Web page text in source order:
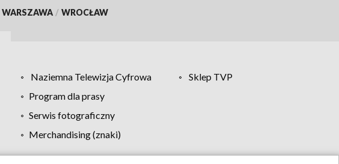
WARSZAWA / WROCŁAW
Naziemna Telewizja Cyfrowa
Sklep TVP
Program dla prasy
Serwis fotograficzny
Merchandising (znaki)